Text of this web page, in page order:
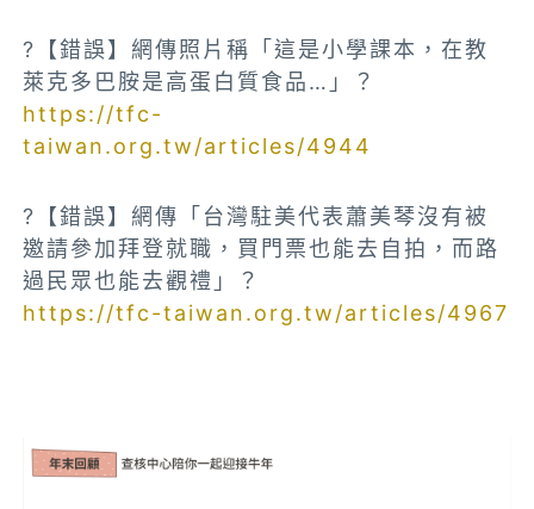
?【錯誤】網傳照片稱「這是小學課本，在教
萊克多巴胺是高蛋白質食品…」？
https://tfc-
taiwan.org.tw/articles/4944
?【錯誤】網傳「台灣駐美代表蕭美琴沒有被
邀請參加拜登就職，買門票也能去自拍，而路
過民眾也能去觀禮」？
https://tfc-taiwan.org.tw/articles/4967